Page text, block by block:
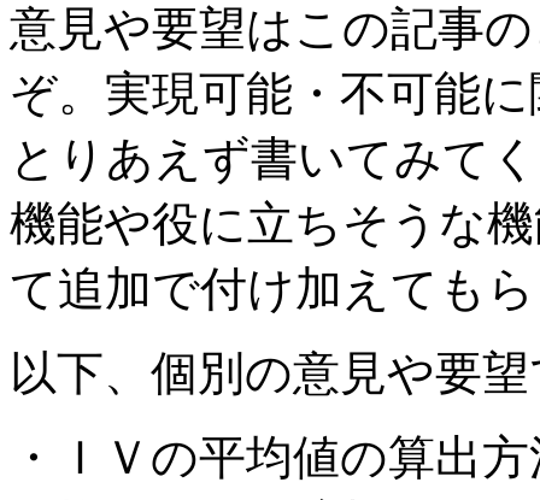
意見や要望はこの記事
ぞ。実現可能・不可能
とりあえず書いてみて
機能や役に立ちそうな
て追加で付け加えても
以下、個別の意見や要
・ＩＶの平均値の算出